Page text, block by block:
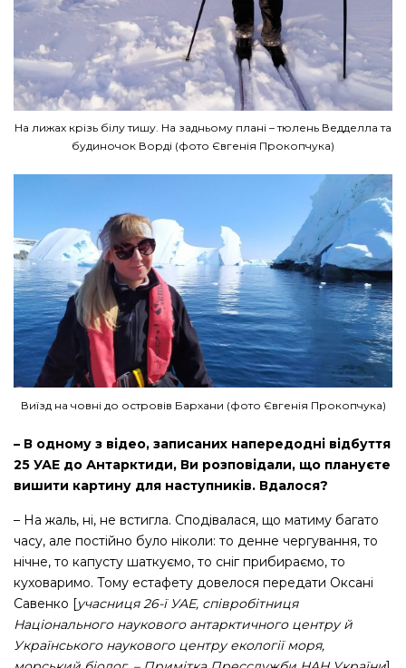
На лижах крізь білу тишу. На задньому плані – тюлень Ведделла та
будиночок Ворді (фото Євгенія Прокопчука)
Виїзд на човні до островів Бархани (фото Євгенія Прокопчука)
– В одному з відео, записаних напередодні відбуття
25 УАЕ до Антарктиди, Ви розповідали, що плануєте
вишити картину для наступників. Вдалося?
– На жаль, ні, не встигла. Сподівалася, що матиму багато
часу, але постійно було ніколи: то денне чергування, то
нічне, то капусту шаткуємо, то сніг прибираємо, то
куховаримо. Тому естафету довелося передати Оксані
Савенко [учасниця 26-ї УАЕ, співробітниця
Національного наукового антарктичного центру й
Українського наукового центру екології моря,